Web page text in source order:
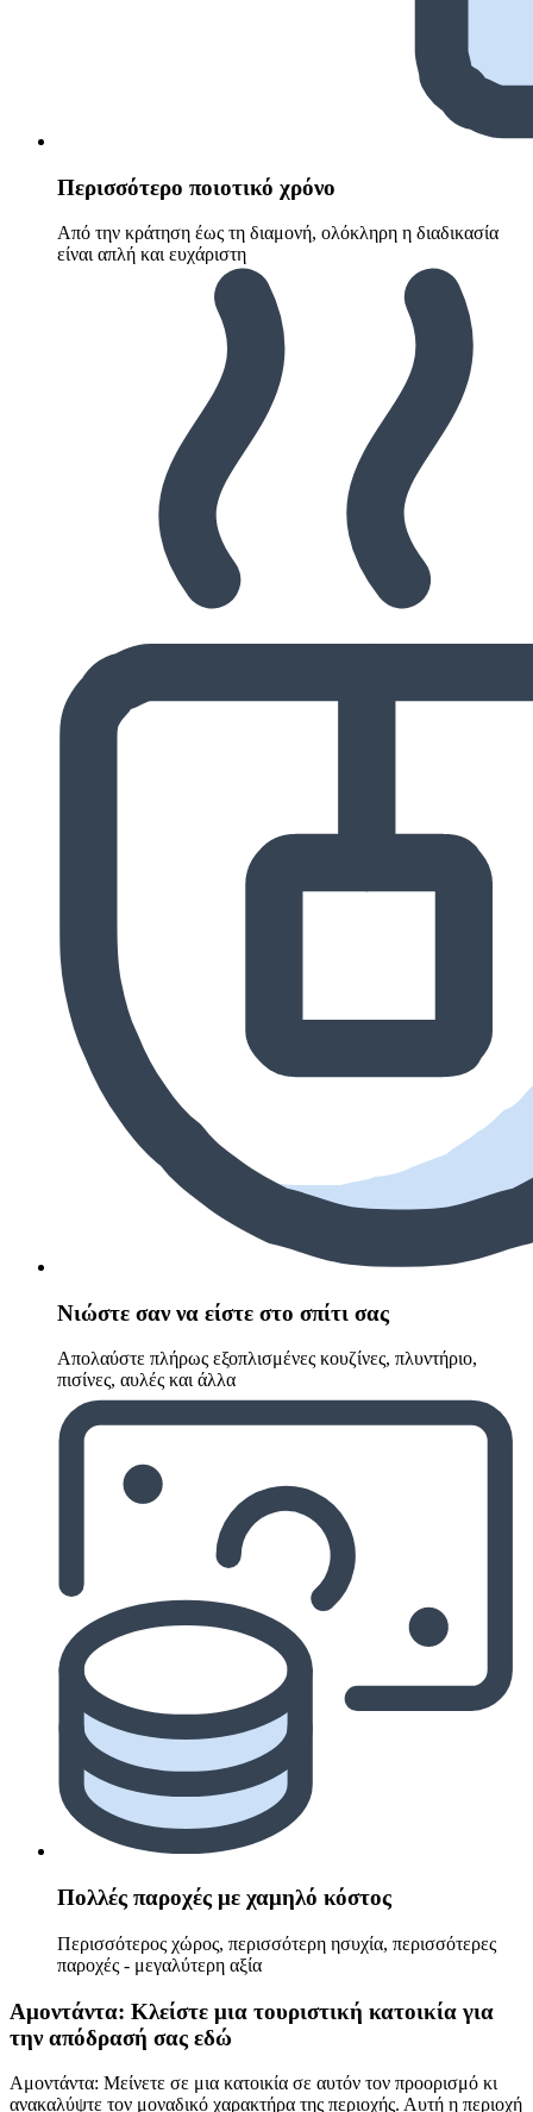
Περισσότερο ποιοτικό χρόνο
Από την κράτηση έως τη διαμονή, ολόκληρη η διαδικασία
είναι απλή και ευχάριστη
Νιώστε σαν να είστε στο σπίτι σας
Απολαύστε πλήρως εξοπλισμένες κουζίνες, πλυντήριο,
πισίνες, αυλές και άλλα
Πολλές παροχές με χαμηλό κόστος
Περισσότερος χώρος, περισσότερη ησυχία, περισσότερες
παροχές - μεγαλύτερη αξία
Αμοντάντα: Κλείστε μια τουριστική κατοικία για
την απόδρασή σας εδώ
Αμοντάντα: Μείνετε σε μια κατοικία σε αυτόν τον προορισμό κι
ανακαλύψτε τον μοναδικό χαρακτήρα της περιοχής. Αυτή η περιοχή